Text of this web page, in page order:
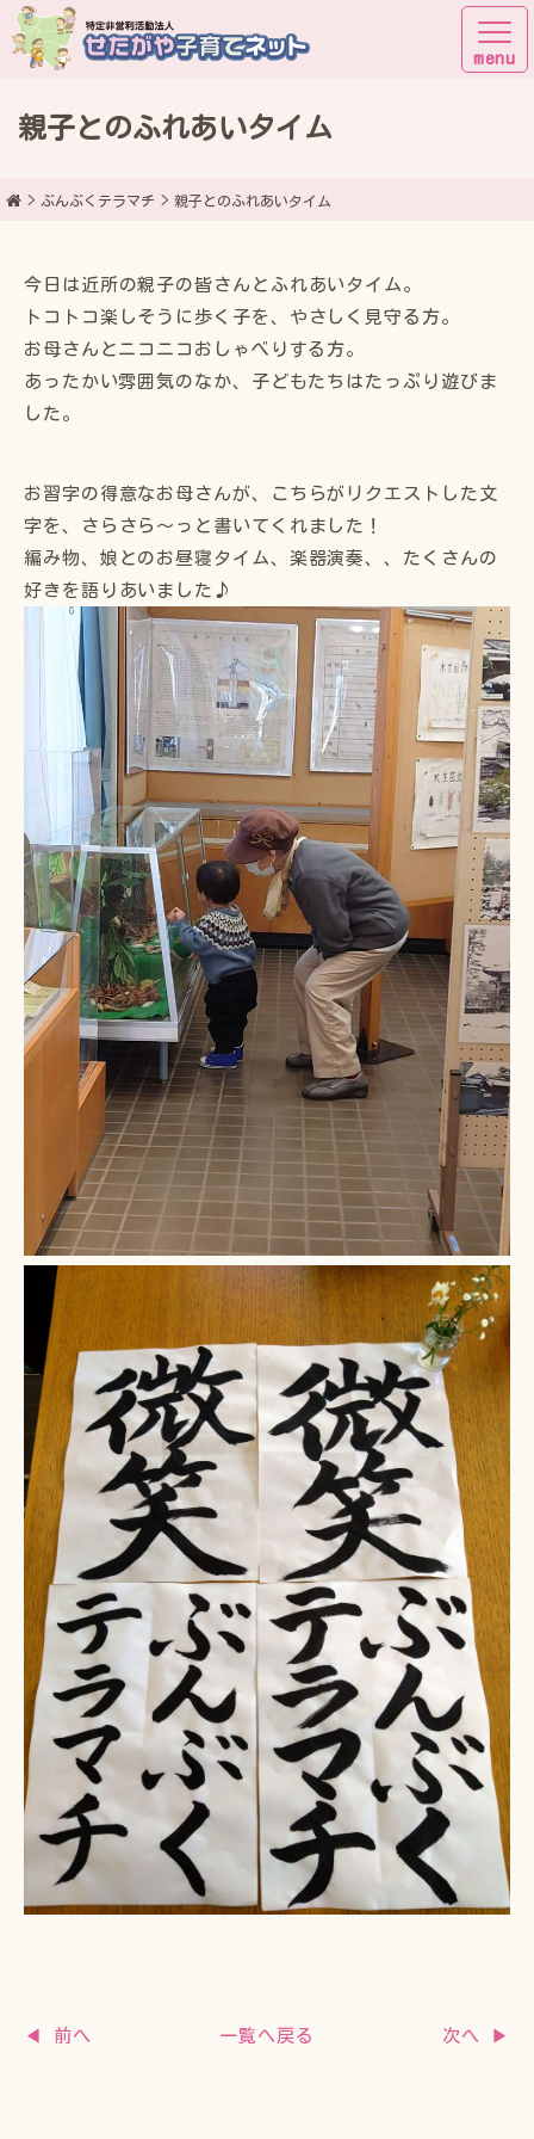
親子とのふれあいタイム
ぶんぶくテラマチ 親子とのふれあいタイム
今日は近所の親子の皆さんとふれあいタイム。
トコトコ楽しそうに歩く子を、やさしく見守る方。
お母さんとニコニコおしゃべりする方。
あったかい雰囲気のなか、子どもたちはたっぷり遊びま
した。
お習字の得意なお母さんが、こちらがリクエストした文
字を、さらさら〜っと書いてくれました！
編み物、娘とのお昼寝タイム、楽器演奏、、たくさんの
好きを語りあいました♪
◀ 前へ 次へ ▶
一覧へ戻る